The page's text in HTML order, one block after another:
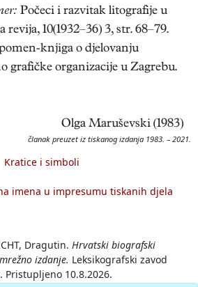
Počeci i razvitak litografije u
10(1932–36) 3, str. 68–79.
knjiga o djelovanju
grafičke organizacije u Zagrebu.
Olga Maruševski (1983)
članak preuzet iz tiskanog izdanja 1983. – 2021.
Kratice i simboli
imena u impresumu tiskanih djela
Dragutin. Hrvatski biografski
izdanje. Leksikografski zavod
Pristupljeno 10.8.2026.